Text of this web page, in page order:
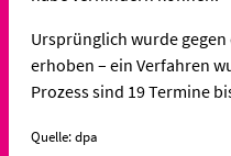
Ursprünglich wurde
erhoben – ein Verfahren
Prozess sind 19 Termine
Quelle: dpa